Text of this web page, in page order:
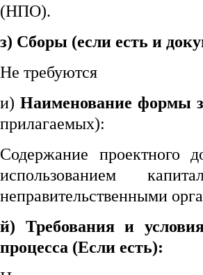
(НПО).
з) Сборы (если есть и
Не требуются
и) Наименование формы
прилагаемых):
Содержание проектного
использованием
неправительственными
й) Требования и
процесса (Если есть):